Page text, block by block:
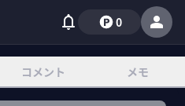
0
コメント メモ